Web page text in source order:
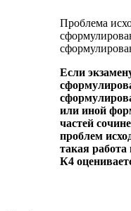
Проблема
Если
или иной
частей
проблем
такая
К4